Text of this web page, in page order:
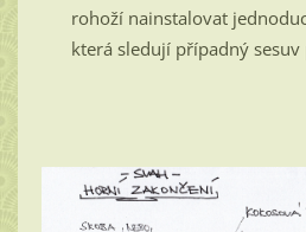
rohoží nainstalovat
která sledují případný sesuv